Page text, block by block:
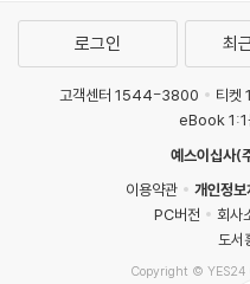
로그인 최
고객센터 1544-3800 티
eBook 1:1
예스이십사(
이용약관
개인정보
PC버전
회사
도서
Copyright © YES24